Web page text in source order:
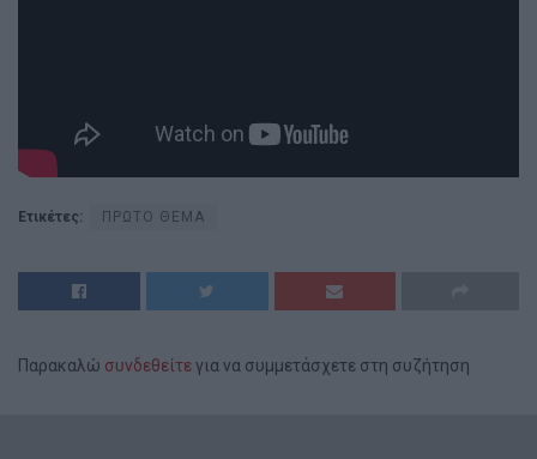
Ετικέτες: ΠΡΩΤΟ ΘΕΜΑ
Παρακαλώ συνδεθείτεγια να συμμετάσχετε στη συζήτηση